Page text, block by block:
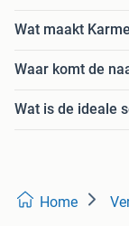
Wat maakt
Waar komt de
Wat is de ideale
Home